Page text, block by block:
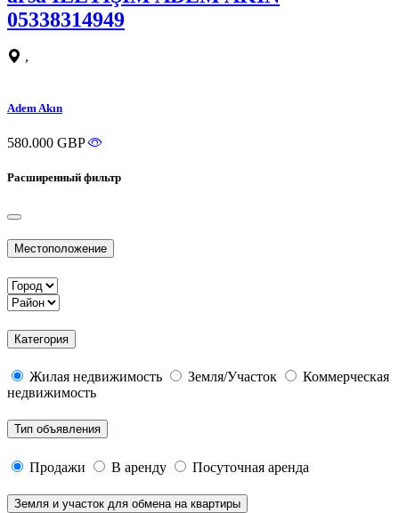
05338314949
,
Adem Akın
580.000 GBP
Расширенный фильтр
Местоположение
Категория
Жилая недвижимость Земля/Участок
Коммерческая
недвижимость
Тип объявления
Продажи В аренду Посуточная аренда
Земля и участок для обмена на квартиры